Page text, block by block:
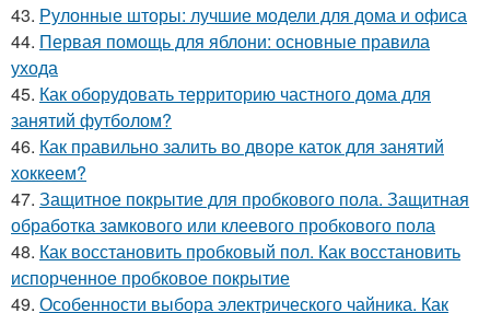
43. Рулонные шторы: лучшие модели для дома и офиса
44. Первая помощь для яблони: основные правила
ухода
45. Как оборудовать территорию частного дома для
занятий футболом?
46. Как правильно залить во дворе каток для занятий
хоккеем?
47. Защитное покрытие для пробкового пола. Защитная
обработка замкового или клеевого пробкового пола
48. Как восстановить пробковый пол. Как восстановить
испорченное пробковое покрытие
49. Особенности выбора электрического чайника. Как